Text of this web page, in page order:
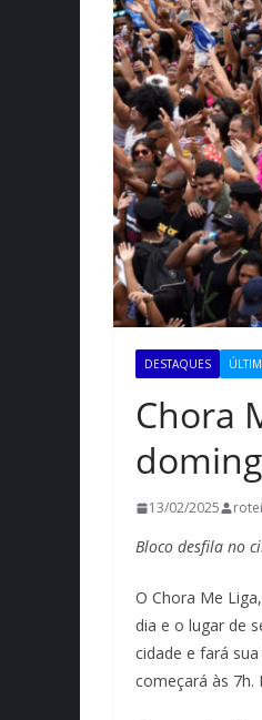
DESTAQUES
Chora
13/02/2025
Bloco desfila no
O Chora Me
dia e o lugar de
cidade e fará
começará às 7h.